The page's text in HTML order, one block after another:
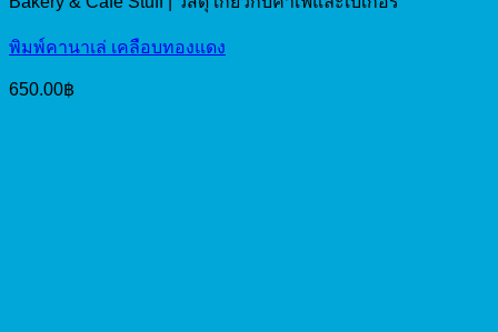
พิมพ์คานาเล่ เคลือบทองแดง
650.00฿